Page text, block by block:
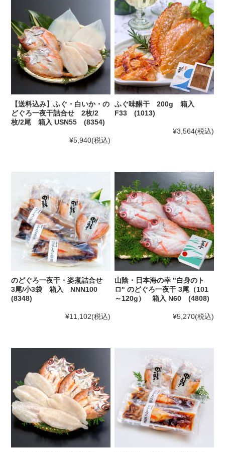
【送料込み】ふぐ・白いか・の
どぐろ一夜干詰合せ 2枚/2
枚/2尾 箱入 USN55 (8354)
¥5,940(税込)
ふぐ味醂干 200g 箱入
F33 (1013)
¥3,564(税込)
のどぐろ一夜干・姿煮詰合せ
3尾/小3袋 箱入 NNN100
(8348)
¥11,102(税込)
山陰・日本海の幸 "白身のト
ロ" のどぐろ一夜干 3尾（101
～120g） 箱入 N60 (4808)
¥5,270(税込)